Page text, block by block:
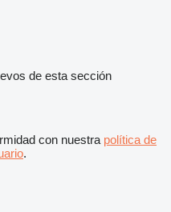
de esta sección
con nuestra política de
.